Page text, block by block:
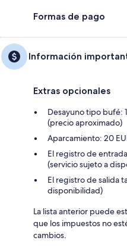
Formas de pago
Información
Extras opcionales
Desayuno tipo bufé:
(precio aproximado)
Aparcamiento: 20
El registro de
(servicio sujeto a
El registro de salida
disponibilidad)
La lista anterior puede
que los impuestos no
cambios.